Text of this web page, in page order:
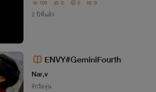
103 0 0 0
2 ปีที่แล้ว
ENVY#GeminiFourth
Nar,v
รักวัยรุ่น